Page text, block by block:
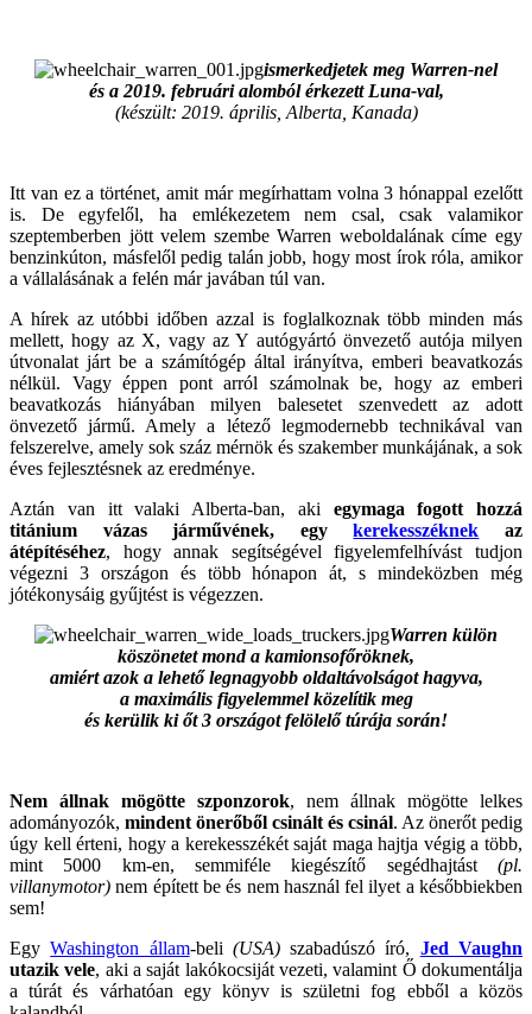
ismerkedjetek meg Warren-nel
és a 2019. februári alomból érkezett Luna-val,
(készült: 2019. április, Alberta, Kanada)
Itt van ez a történet, amit már megírhattam volna 3 hónappal ezelőtt
is. De egyfelől, ha emlékezetem nem csal, csak valamikor
szeptemberben jött velem szembe Warren weboldalának címe egy
benzinkúton, másfelől pedig talán jobb, hogy most írok róla, amikor
a vállalásának a felén már javában túl van.
A hírek az utóbbi időben azzal is foglalkoznak több minden más
mellett, hogy az X, vagy az Y autógyártó önvezető autója milyen
útvonalat járt be a számítógép által irányítva, emberi beavatkozás
nélkül. Vagy éppen pont arról számolnak be, hogy az emberi
beavatkozás hiányában milyen balesetet szenvedett az adott
önvezető jármű. Amely a létező legmodernebb technikával van
felszerelve, amely sok száz mérnök és szakember munkájának, a sok
éves fejlesztésnek az eredménye.
Aztán van itt valaki Alberta-ban, aki egymaga fogott hozzá
titánium vázas járművének, egykerekesszéknek az
átépítéséhez, hogy annak segítségével figyelemfelhívást tudjon
végezni 3 országon és több hónapon át, s mindeközben még
jótékonysáig gyűjtést is végezzen.
Warren külön
köszönetet mond a kamionsofőröknek,
amiért azok a lehető legnagyobb oldaltávolságot hagyva,
a maximális figyelemmel közelítik meg
és kerülik ki őt 3 országot felölelő túrája során!
Nem állnak mögötte szponzorok, nem állnak mögötte lelkes
adományozók, mindent önerőből csinált és csinál. Az önerőt pedig
úgy kell érteni, hogy a kerekesszékét saját maga hajtja végig a több,
mint 5000 km-en, semmiféle kiegészítő segédhajtást (pl.
villanymotor) nem épített be és nem használ fel ilyet a későbbiekben
sem!
EgyWashington állam-beli (USA)szabadúszó író, Jed Vaughn
utazik vele, aki a saját lakókocsiját vezeti, valamint Ő dokumentálja
a túrát és várhatóan egy könyv is születni fog ebből a közös